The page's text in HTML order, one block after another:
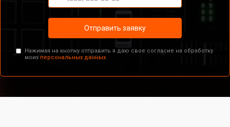
Отправить заявку
Нажимая на кнопку отправить я даю свое согласие на обработку
моих персональных данных.